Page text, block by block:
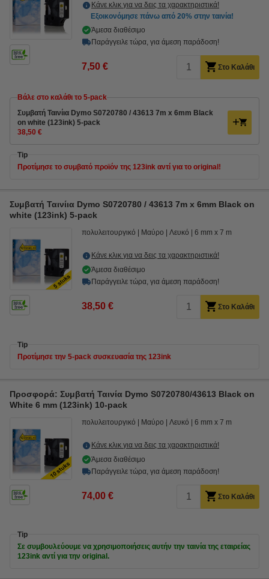
Κάνε κλικ για να δεις τα χαρακτηριστικά!
Εξοικονόμησε πάνω από 20% στην ταινία!
Άμεσα διαθέσιμο
Παράγγειλε τώρα, για άμεση παράδοση!
7,50 € Στο Καλάθι
Βάλε στο καλάθι το 5-pack
Συμβατή Ταινίια Dymo S0720780 / 43613 7m x 6mm Black
on white (123ink) 5-pack
38,50 €
Tip
Προτίμησε το συμβατό προϊόν της 123ink αντί για το original!
Συμβατή Ταινίια Dymo S0720780 / 43613 7m x 6mm Black on
white (123ink) 5-pack
πολυλειτουργικό Μαύρο Λευκό 6 mm x 7 m
Κάνε κλικ για να δεις τα χαρακτηριστικά!
Άμεσα διαθέσιμο
Παράγγειλε τώρα, για άμεση παράδοση!
38,50 € Στο Καλάθι
Tip
Προτίμησε την 5-pack συσκευασία της 123ink
Προσφορά: Συμβατή Ταινία Dymo S0720780/43613 Black on
White 6 mm (123ink) 10-pack
πολυλειτουργικό Μαύρο Λευκό 6 mm x 7 m
Κάνε κλικ για να δεις τα χαρακτηριστικά!
Άμεσα διαθέσιμο
Παράγγειλε τώρα, για άμεση παράδοση!
74,00 € Στο Καλάθι
Tip
Σε συμβουλεύουμε να χρησιμοποιήσεις αυτήν την ταινία της εταιρείας
123ink αντί για την original.